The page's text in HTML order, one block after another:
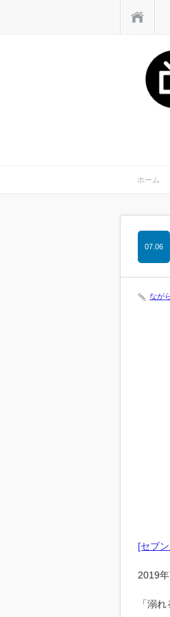
ホーム
07.06
なが
[セブ
2019
「溺